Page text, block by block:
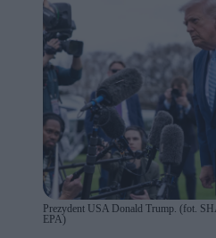
Prezydent USA Donald Trump. (fot.
EPA)